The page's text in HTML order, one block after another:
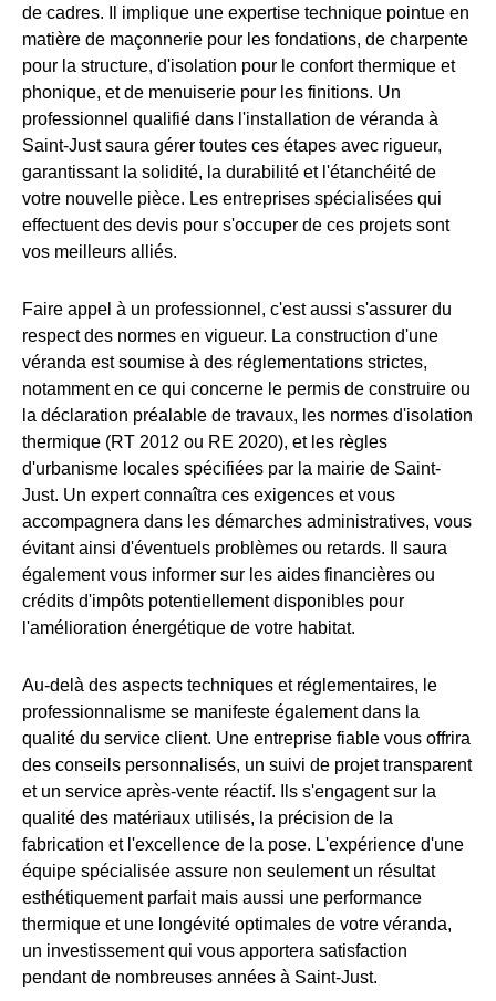
de cadres. Il implique une expertise technique pointue en
matière de maçonnerie pour les fondations, de charpente
pour la structure, d'isolation pour le confort thermique et
phonique, et de menuiserie pour les finitions. Un
professionnel qualifié dans l'installation de véranda à
Saint-Just saura gérer toutes ces étapes avec rigueur,
garantissant la solidité, la durabilité et l'étanchéité de
votre nouvelle pièce. Les entreprises spécialisées qui
effectuent des devis pour s'occuper de ces projets sont
vos meilleurs alliés.
Faire appel à un professionnel, c'est aussi s'assurer du
respect des normes en vigueur. La construction d'une
véranda est soumise à des réglementations strictes,
notamment en ce qui concerne le permis de construire ou
la déclaration préalable de travaux, les normes d'isolation
thermique (RT 2012 ou RE 2020), et les règles
d'urbanisme locales spécifiées par la mairie de Saint-
Just. Un expert connaîtra ces exigences et vous
accompagnera dans les démarches administratives, vous
évitant ainsi d'éventuels problèmes ou retards. Il saura
également vous informer sur les aides financières ou
crédits d'impôts potentiellement disponibles pour
l'amélioration énergétique de votre habitat.
Au-delà des aspects techniques et réglementaires, le
professionnalisme se manifeste également dans la
qualité du service client. Une entreprise fiable vous offrira
des conseils personnalisés, un suivi de projet transparent
et un service après-vente réactif. Ils s'engagent sur la
qualité des matériaux utilisés, la précision de la
fabrication et l'excellence de la pose. L'expérience d'une
équipe spécialisée assure non seulement un résultat
esthétiquement parfait mais aussi une performance
thermique et une longévité optimales de votre véranda,
un investissement qui vous apportera satisfaction
pendant de nombreuses années à Saint-Just.